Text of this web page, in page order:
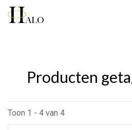
Producten
Toon 1 - 4 van 4